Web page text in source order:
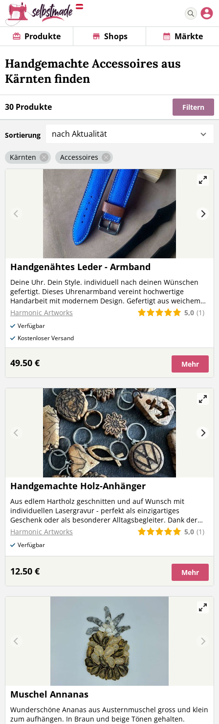
Produkte Shops Märkte
Handgemachte Accessoires aus
Kärnten finden
30 Produkte Filtern
Sortierung nach Aktualität
Kärnten Accessoires
Handgenähtes Leder - Armband
Deine Uhr. Dein Style. individuell nach deinen Wünschen
gefertigt. Dieses Uhrenarmband vereint hochwertige
Handarbeit mit modernem Design. Gefertigt aus weichem
Echtleder bietet es nicht nur hohen Tragekomfort, sondern
wird durch die robuste Naht besonders langlebig. Wähle
deine Wunschfraben und gestalte dein persönliches Unikat
- ein Accessoire das perfekt zu dir passt. Leder in vielen
verschiedenen Farben und Varianten verfügbar.
Nahtfarben: Rot, Orange, Gelb, Beige, Weiß, Schwarz,
Braun, Grün, Hellblau, Dunkelblau
Harmonic Artworks 5,0 (1)
Verfügbar
Kostenloser Versand
49.50 € Mehr
Handgemachte Holz-Anhänger
Aus edlem Hartholz geschnitten und auf Wunsch mit
individuellen Lasergravur - perfekt als einzigartiges
Geschenk oder als besonderer Alltagsbegleiter. Dank der
präzisen Handarbeit mit der Dekupiersäge ist jede Form
möglich - von klassischen Herzen bis zu individuellen
Sonderformen. Verfügbare Holzarten: Mahagoni, Walnuss,
Wenge, Buche, Zebrano, Purple Heart, Olive, Eiche, Padouk,
Kiefer Jedes Stück ein Unikat mit natürlicher Maserung und
Charakter - robust, stilvoll und nachhaltig.
Harmonic Artworks 5,0 (1)
Verfügbar
12.50 € Mehr
Muschel Annanas
Wunderschöne Ananas aus Austernmuschel gross und klein
zum aufhängen. In Braun und beige Tönen gehalten.